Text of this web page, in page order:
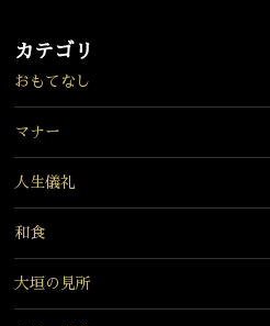
カテゴリ
おもてなし
マナー
人生儀礼
和食
大垣の見所